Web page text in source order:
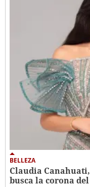
BELLEZA
Claudia
busca la corona